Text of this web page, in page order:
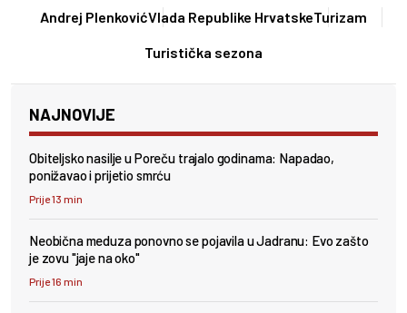
Andrej PlenkovićVlada Republike HrvatskeTurizam
Turistička sezona
NAJNOVIJE
Obiteljsko nasilje u Poreču trajalo godinama: Napadao,
ponižavao i prijetio smrću
Prije 13 min
Neobična meduza ponovno se pojavila u Jadranu: Evo zašto
je zovu "jaje na oko"
Prije 16 min